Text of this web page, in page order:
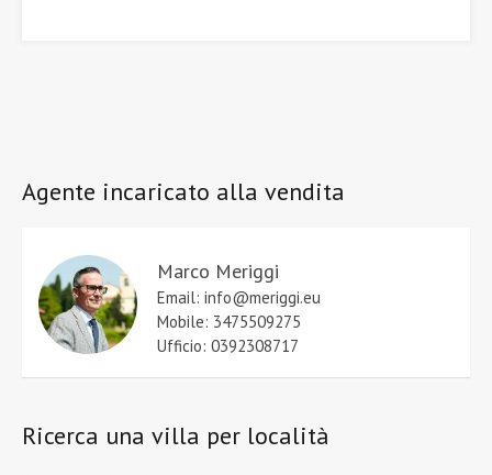
Agente incaricato alla vendita
Marco Meriggi
Email: info@meriggi.eu
Mobile: 3475509275
Ufficio: 0392308717
Ricerca una villa per località